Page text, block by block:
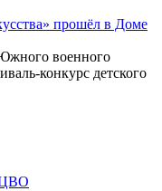
прошёл в Доме
военного
конкурс детского